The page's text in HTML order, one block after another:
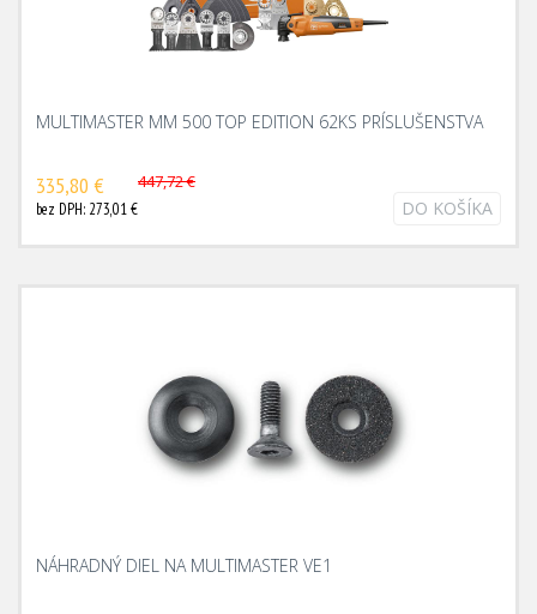
MULTIMASTER MM 500 TOP EDITION 62KS PRÍSLUŠENSTVA
335,80 €
bez DPH: 273,01 €
447,72 €
DO KOŠÍKA
NÁHRADNÝ DIEL NA MULTIMASTER VE1